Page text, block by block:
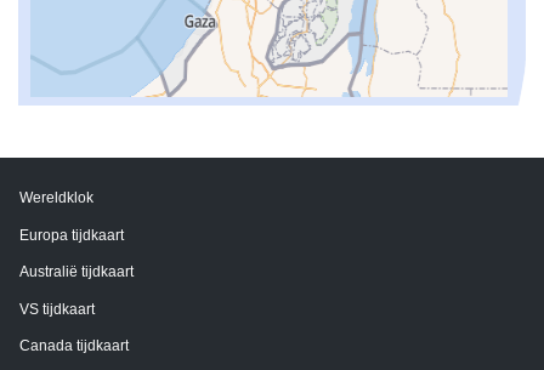
Wereldklok
Europa tijdkaart
Australië tijdkaart
VS tijdkaart
Canada tijdkaart